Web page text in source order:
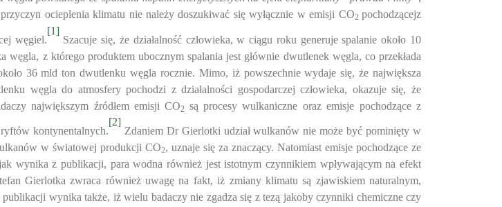
ocieplenia klimatu nie należy doszukiwać się wyłącznie w emisji CO2pochodzącejz
węgiel.
[1]
Szacuje się, że działalność człowieka, w ciągu roku generuje spalanie około 10
węgla, z którego produktem ubocznym spalania jest głównie dwutlenek węgla, co przekłada
36 mld ton dwutlenku węgla rocznie. Mimo, iż powszechnie wydaje się, że największa
węgla do atmosfery pochodzi z działalności gospodarczej człowieka, okazuje się, że
największym źródłem emisji CO2 są procesy wulkaniczne oraz emisje pochodzące z
kontynentalnych.
[2]
Zdaniem Dr Gierlotki udział wulkanów nie może być pominięty w
w światowej produkcji CO2, uznaje się za znaczący. Natomiast emisje pochodzące ze
wynika z publikacji, para wodna również jest istotnym czynnikiem wpływającym na efekt
Gierlotka zwraca również uwagę na fakt, iż zmiany klimatu są zjawiskiem naturalnym,
wynika także, iż wielu badaczy nie zgadza się z tezą jakoby czynniki chemiczne czy